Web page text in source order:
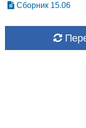
Сборник 15.06